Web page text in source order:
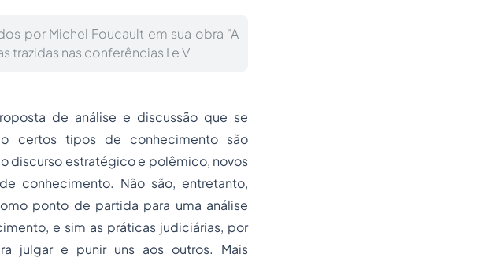
por Michel Foucault em sua obra "A
trazidas nas conferências I e V
de análise e discussão que se
certos tipos de conhecimento são
discurso estratégico e polêmico, novos
conhecimento. Não são, entretanto,
ponto de partida para uma análise
e sim as práticas judiciárias, por
julgar e punir uns aos outros. Mais